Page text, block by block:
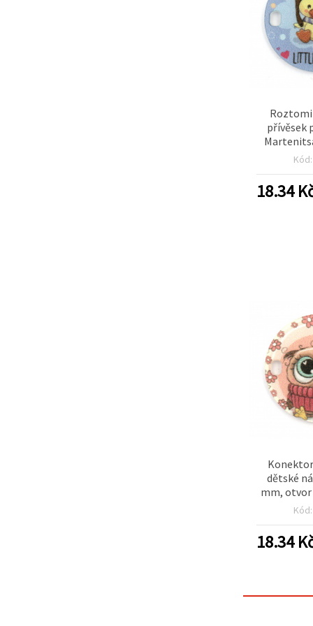
přívěsek
25x2 mm,
Kód:
18.34
dětské
mm, otvor
stříbrná
Kód:
18.34